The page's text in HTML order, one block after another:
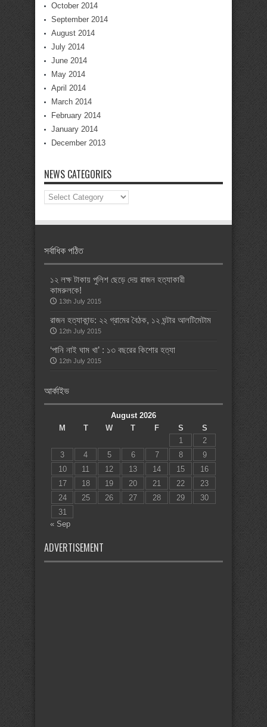
October 2014
September 2014
August 2014
July 2014
June 2014
May 2014
April 2014
March 2014
February 2014
January 2014
December 2013
NEWS CATEGORIES
News
Categories
সর্বাধিক পঠিত
১২ লক্ষ টাকায় পুলিশ ছেড়ে দেয় রাজন হত্যাকারী
কামরুলকে!
13th July 2015
রাজন হত্যাকান্ড: ২২ গ্রামের বৈঠক, ১২ ঘন্টার আলটিমেটাম
12th July 2015
‘পানি নাই ঘাম খা’ : ১৩ বছরের কিশোর হত্যা
12th July 2015
আর্কাইভ
August 2026
M
T W T F S
S
1
2
3
4 5 6 7 8
9
10
11 12 13 14 15
16
17
18 19 20 21 22
23
24
25 26 27 28 29
30
31
« Sep
ADVERTISEMENT